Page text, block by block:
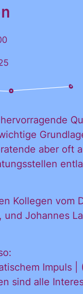
aber oft
Kollegen vom
und Johannes
Impuls
sind alle